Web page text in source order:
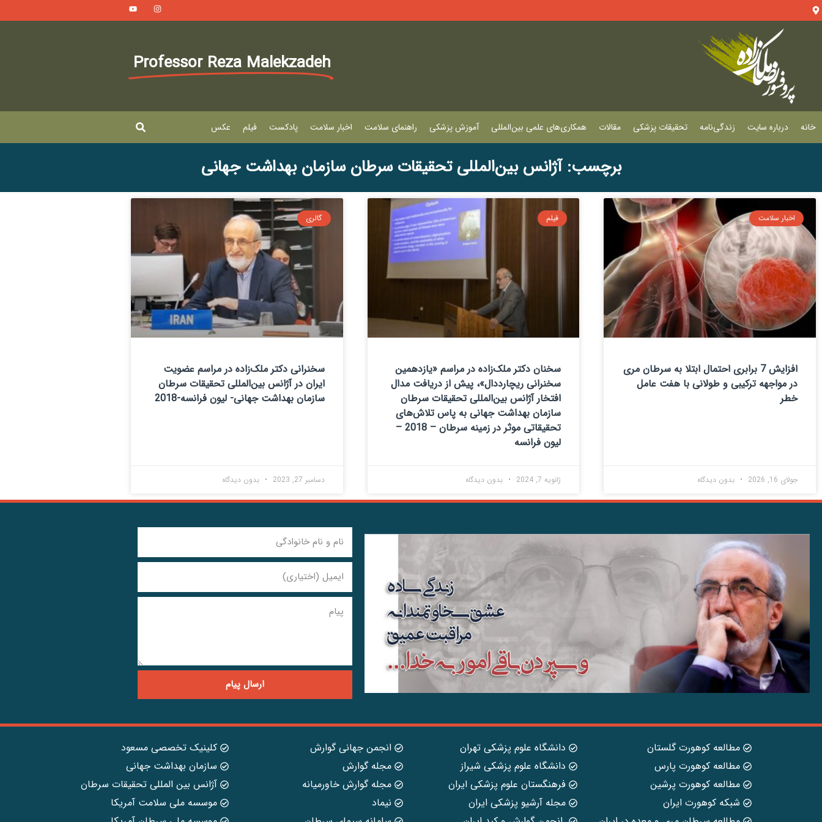
Professor Reza Malekzadeh
خانه درباره سایت زندگی‌نامه تحقیقات پزشکی مقالات همکاری‌های علمی بین‌المللی آموزش پزشکی راهنمای سلامت اخبار سلامت پادکست فیلم عکس
برچسب: آژانس بین‌المللی تحقیقات سرطان سازمان بهداشت جهانی
اخبار سلامت
افزایش 7 برابری احتمال ابتلا به سرطان مری
در مواجهه ترکیبی و طولانی با هفت عامل
خطر
جولای 16, 2026 بدون دیدگاه
فیلم
سخنان دکتر ملک‌زاده در مراسم «یازدهمین
سخنرانی ریچارددال»، پیش از دریافت مدال
افتخار آژانس بین‌المللی تحقیقات سرطان
سازمان بهداشت جهانی به پاس تلاش‌های
تحقیقاتی موثر در زمینه سرطان – 2018 –
لیون فرانسه
ژانویه 7, 2024 بدون دیدگاه
گالری
سخنرانی دکتر ملک‌زاده در مراسم عضویت
ایران در آژانس بین‌المللی تحقیقات سرطان
سازمان بهداشت جهانی- لیون فرانسه-2018
دسامبر 27, 2023 بدون دیدگاه
ارسال پیام
مطالعه کوهورت گلستان
مطالعه کوهورت پارس
مطالعه کوهورت پرشین
شبکه کوهورت ایران
دانشگاه علوم پزشکی تهران
دانشگاه علوم پزشکی شیراز
فرهنگستان علوم پزشکی ایران
مجله آرشیو پزشکی ایران
انجمن جهانی گوارش
مجله گوارش
مجله گوارش خاورمیانه
نیماد
کلینیک تخصصی مسعود
سازمان بهداشت جهانی
آژانس بین المللی تحقیقات سرطان
موسسه ملی سلامت آمریکا